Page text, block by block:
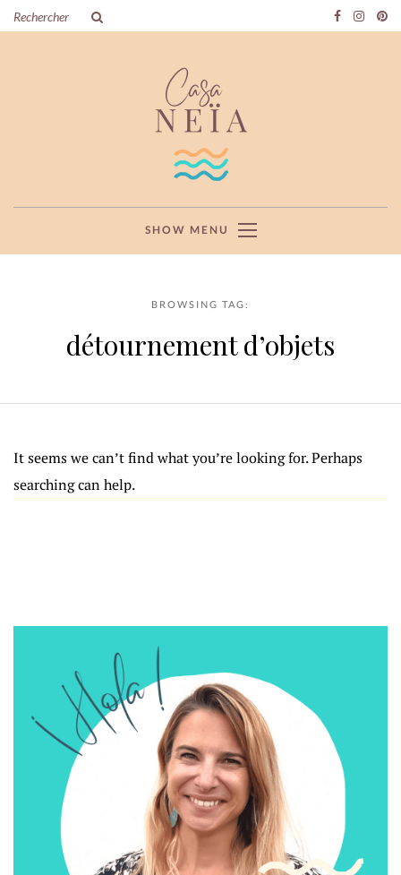
SHOW MENU
BROWSING TAG:
détournement d’objets
It seems we can’t find what you’re looking for. Perhaps
searching can help.